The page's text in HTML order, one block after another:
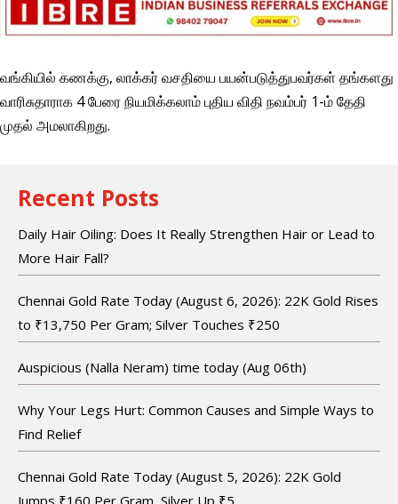
வங்கியில் கணக்கு, லாக்கர் வசதியை பயன்படுத்துபவர்கள் தங்களது
வாரிசுதாராக 4 பேரை நியமிக்கலாம் புதிய விதி நவம்பர் 1-ம் தேதி
முதல் அமலாகிறது.
Recent Posts
Daily Hair Oiling: Does It Really Strengthen Hair or Lead to
More Hair Fall?
Chennai Gold Rate Today (August 6, 2026): 22K Gold Rises
to ₹13,750 Per Gram; Silver Touches ₹250
Auspicious (Nalla Neram) time today (Aug 06th)
Why Your Legs Hurt: Common Causes and Simple Ways to
Find Relief
Chennai Gold Rate Today (August 5, 2026): 22K Gold
Jumps ₹160 Per Gram, Silver Up ₹5